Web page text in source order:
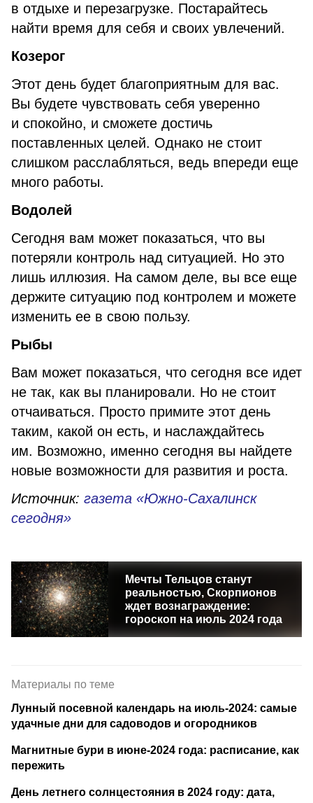
в отдыхе и перезагрузке. Постарайтесь
найти время для себя и своих увлечений.
Козерог
Этот день будет благоприятным для вас.
Вы будете чувствовать себя уверенно
и спокойно, и сможете достичь
поставленных целей. Однако не стоит
слишком расслабляться, ведь впереди еще
много работы.
Водолей
Сегодня вам может показаться, что вы
потеряли контроль над ситуацией. Но это
лишь иллюзия. На самом деле, вы все еще
держите ситуацию под контролем и можете
изменить ее в свою пользу.
Рыбы
Вам может показаться, что сегодня все идет
не так, как вы планировали. Но не стоит
отчаиваться. Просто примите этот день
таким, какой он есть, и наслаждайтесь
им. Возможно, именно сегодня вы найдете
новые возможности для развития и роста.
Источник: газета «Южно-Сахалинск
сегодня»
Мечты Тельцов станут
реальностью, Скорпионов
ждет вознаграждение:
гороскоп на июль 2024 года
Материалы по теме
Лунный посевной календарь на июль-2024: самые
удачные дни для садоводов и огородников
Магнитные бури в июне-2024 года: расписание, как
пережить
День летнего солнцестояния в 2024 году: дата,